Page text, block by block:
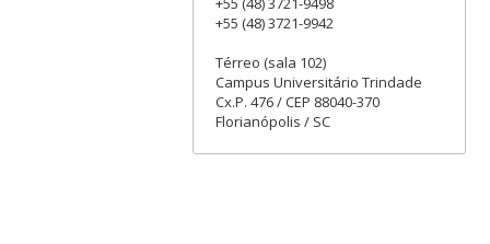
+55 (48) 3721-9942
Térreo (sala 102)
Campus Universitário Trindade
Cx.P. 476 / CEP 88040-370
Florianópolis / SC